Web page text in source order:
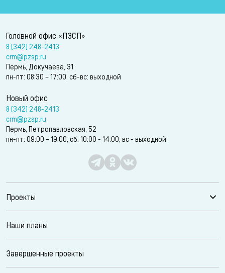
Головной офис «ПЗСП»
8 (342) 248-2413
crm@pzsp.ru
Пермь, Докучаева, 31
пн-пт: 08:30 – 17:00, сб-вс: выходной
Новый офис
8 (342) 248-2413
crm@pzsp.ru
Пермь, Петропавловская, 52
пн-пт: 09:00 – 19:00, сб: 10:00 - 14:00, вс - выходной
Проекты
Наши планы
Завершенные проекты